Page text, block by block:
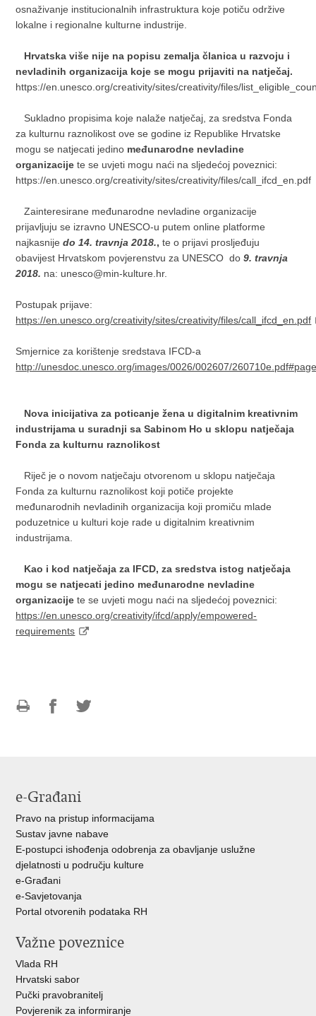
osnaživanje institucionalnih infrastruktura koje potiču održive
lokalne i regionalne kulturne industrije.
Hrvatska više nije na popisu zemalja članica u razvoju i
nevladinih organizacija koje se mogu prijaviti na natječaj.
https://en.unesco.org/creativity/sites/creativity/files/
Sukladno propisima koje nalaže natječaj, za sredstva Fonda
za kulturnu raznolikost ove se godine iz Republike Hrvatske
mogu se natjecati jedino međunarodne nevladine
organizacije te se uvjeti mogu naći na sljedećoj poveznici:
https://en.unesco.org/creativity/sites/creativity/files/call_ifcd_en.pdf
Zainteresirane međunarodne nevladine organizacije
prijavljuju se izravno UNESCO-u putem online platforme
najkasnijedo 14. travnja 2018.,te o prijavi prosljeđuju
obavijest Hrvatskom povjerenstvu za UNESCO do9. travnja
2018. na: unesco@min-kulture.hr.
Postupak prijave:
https://en.unesco.org/creativity/sites/creativity/files/call_ifcd_en.pdf
Smjernice za korištenje sredstava IFCD-a
http://unesdoc.unesco.org/images/0026/002607/
Nova inicijativa za poticanje žena u digitalnim kreativnim
industrijama u suradnji sa Sabinom Ho u sklopu natječaja
Fonda za kulturnu raznolikost
Riječ je o novom natječaju otvorenom u sklopu natječaja
Fonda za kulturnu raznolikost koji potiče projekte
međunarodnih nevladinih organizacija koji promiču mlade
poduzetnice u kulturi koje rade u digitalnim kreativnim
industrijama.
Kao i kod natječaja za IFCD, za sredstva istog natječaja
mogu se natjecati jedino međunarodne nevladine
organizacije te se uvjeti mogu naći na sljedećoj poveznici:
https://en.unesco.org/creativity/ifcd/apply/empowered-
requirements
e-Građani
Pravo na pristup informacijama
Sustav javne nabave
E-postupci ishođenja odobrenja za obavljanje uslužne
djelatnosti u području kulture
e-Građani
e-Savjetovanja
Portal otvorenih podataka RH
Važne poveznice
Vlada RH
Hrvatski sabor
Pučki pravobranitelj
Povjerenik za informiranje